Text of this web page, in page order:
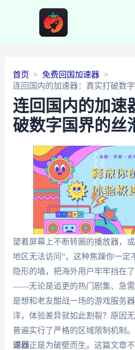
首页
免费回国加速器
连回国内的加速器：真实打破数
连回国内的加速
破数字国界的丝
望着屏幕上不断转圈的播放器，
地区无法访问”，这种焦躁你一定
隐形的墙，把海外用户牢牢挡在
——无论是追更的热门剧集、急需
是想和老友酣战一场的游戏服务
洋，体验差异就如此割裂？原因
普遍实行了严格的区域限制机制。
速器正是为破壁而生。这篇文章